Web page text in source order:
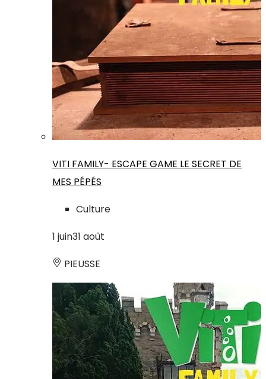
VITI FAMILY- ESCAPE GAME LE SECRET DE
MES PÉPÉS
Culture
1 juin31 août
PIEUSSE